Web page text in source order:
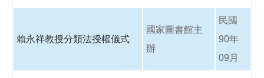
賴永祥教授分類法授權儀式
國家圖書館主
辦
民國
90年
09月